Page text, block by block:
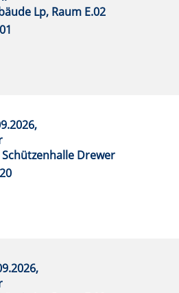
Lp, Raum E.02
Drewer